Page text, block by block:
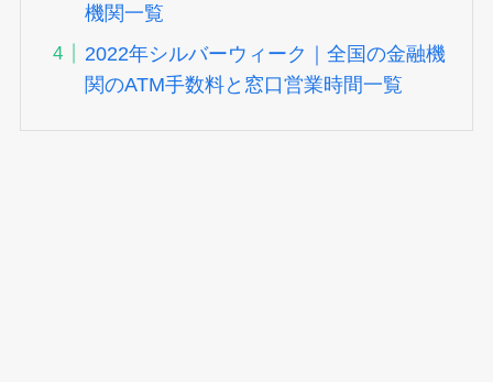
機関一覧
2022年シルバーウィーク｜全国の金融機
関のATM手数料と窓口営業時間一覧